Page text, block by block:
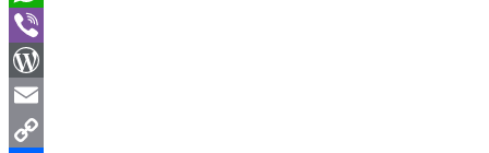
WhatsApp
Viber
WordPress
Email